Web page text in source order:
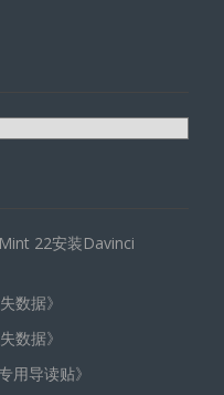
22安装Davinci
数据》
数据》
用导读贴》